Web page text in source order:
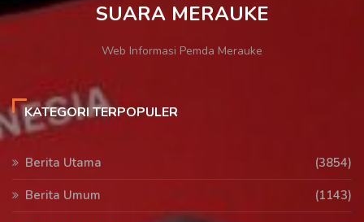
SUARA MERAUKE
Web Informasi Pemda Merauke
KATEGORI TERPOPULER
Berita Utama
(3854)
Berita Umum
(1143)